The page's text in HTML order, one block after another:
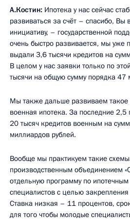
А.Костин: Ипотека у нас сейчас
развиваться за счёт – спасибо, Вы
инициативу, – государственной
очень быстро развивается, мы уже
выдали 3,6 тысячи кредитов на
В целом у нас заявки только по
тысячи на общую сумму порядка 47
Мы также дальше развиваем такое
военная ипотека. За последние
20 тысяч кредитов военным на
миллиардов рублей.
Вообще мы практикуем такие
производственным объединением
отдельную программу по
специалистов с целью
Ставка низкая – 11 процентов,
для того чтобы молодые